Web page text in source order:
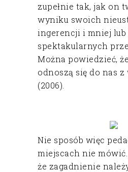
zupełnie tak, jak on
wyniku swoich
ingerencji i mniej lub
spektakularnych
Można powiedzieć,
odnoszą się do nas z
(2006).
Nie sposób więc
miejscach nie
że zagadnienie